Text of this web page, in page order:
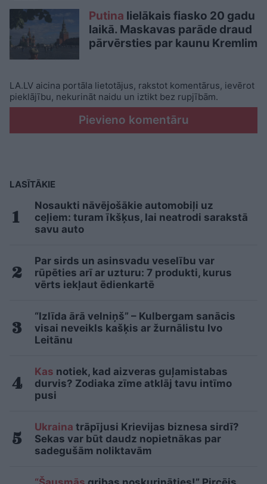
Putina lielākais fiasko 20 gadu
laikā. Maskavas parāde draud
pārvērsties par kaunu Kremlim
LA.LV aicina portāla lietotājus, rakstot komentārus, ievērot
pieklājību, nekurināt naidu un iztikt bez rupjībām.
Pievieno komentāru
LASĪTĀKIE
Nosaukti nāvējošākie automobiļi uz
ceļiem: turam īkšķus, lai neatrodi sarakstā
savu auto
Par sirds un asinsvadu veselību var
rūpēties arī ar uzturu: 7 produkti, kurus
vērts iekļaut ēdienkartē
“Izlīda ārā velniņš” – Kulbergam sanācis
visai neveikls kašķis ar žurnālistu Ivo
Leitānu
Kas notiek, kad aizveras guļamistabas
durvis? Zodiaka zīme atklāj tavu intīmo
pusi
Ukraina trāpījusi Krievijas biznesa sirdī?
Sekas var būt daudz nopietnākas par
sadegušām noliktavām